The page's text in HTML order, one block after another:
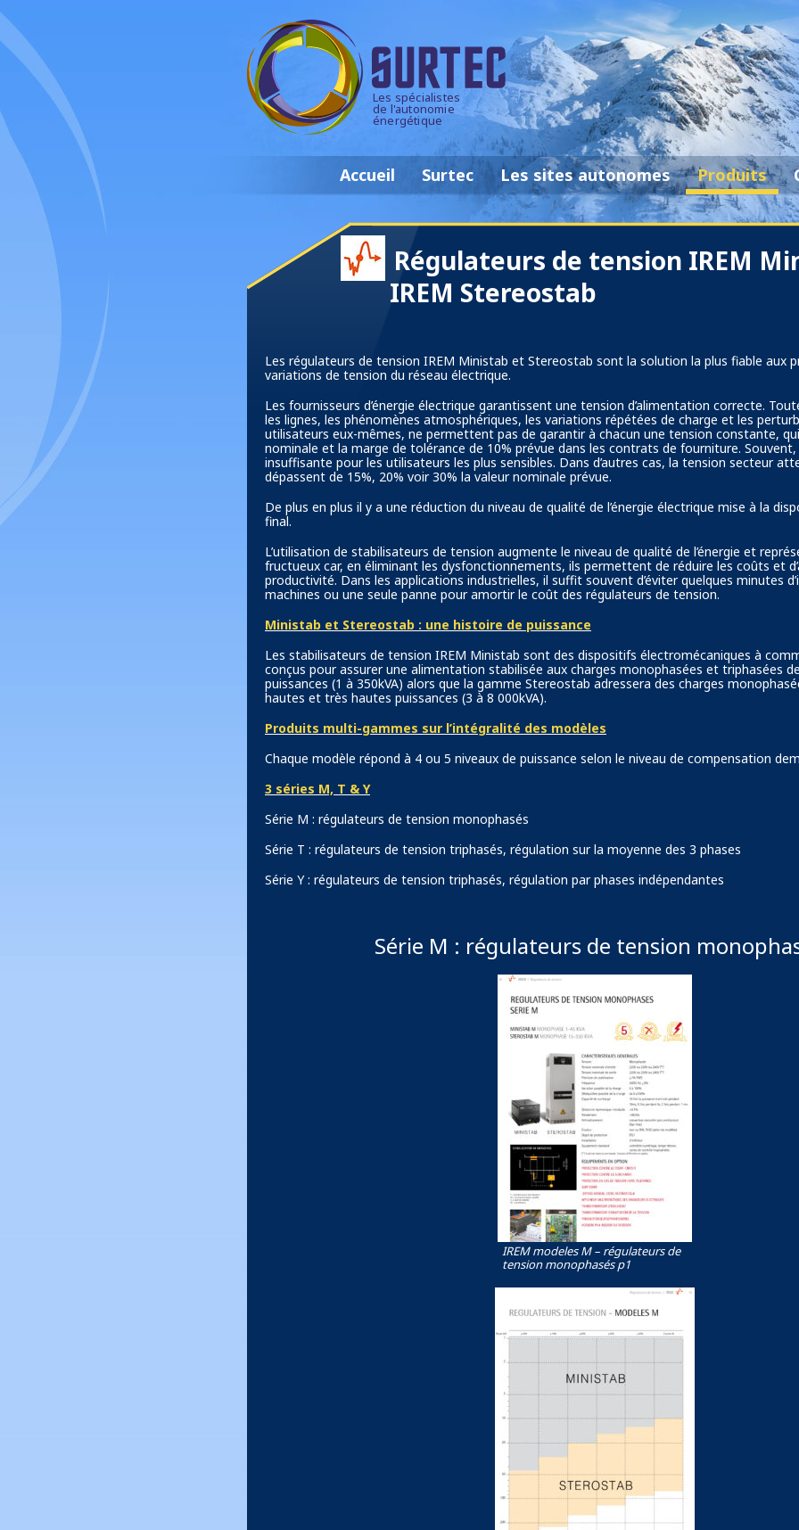
Les spécialistes
de l'autonomie
énergétique
Skip
to
content
Accueil Surtec Les sites autonomes Produits
Régulateurs de tension IREM
IREM Stereostab
Les régulateurs de tension IREM Ministab et Stereostab sont la solution la plus fiable aux
variations de tension du réseau électrique.
Les fournisseurs d’énergie électrique garantissent une tension d’alimentation correcte.
les lignes, les phénomènes atmosphériques, les variations répétées de charge et les
utilisateurs eux-mêmes, ne permettent pas de garantir à chacun une tension constante,
nominale et la marge de tolérance de 10% prévue dans les contrats de fourniture.
insuffisante pour les utilisateurs les plus sensibles. Dans d’autres cas, la tension secteur
dépassent de 15%, 20% voir 30% la valeur nominale prévue.
De plus en plus il y a une réduction du niveau de qualité de l’énergie électrique mise à la
final.
L’utilisation de stabilisateurs de tension augmente le niveau de qualité de l’énergie et
fructueux car, en éliminant les dysfonctionnements, ils permettent de réduire les coûts et
productivité. Dans les applications industrielles, il suffit souvent d’éviter quelques minutes
machines ou une seule panne pour amortir le coût des régulateurs de tension.
Ministab et Stereostab : une histoire de puissance
Les stabilisateurs de tension IREM Ministab sont des dispositifs électromécaniques à
conçus pour assurer une alimentation stabilisée aux charges monophasées et triphasées
puissances (1 à 350kVA) alors que la gamme Stereostab adressera des charges
hautes et très hautes puissances (3 à 8 000kVA).
Produits multi-gammes sur l’intégralité des modèles
Chaque modèle répond à 4 ou 5 niveaux de puissance selon le niveau de compensation
3 séries M, T & Y
Série M : régulateurs de tension monophasés
Série T : régulateurs de tension triphasés, régulation sur la moyenne des 3 phases
Série Y : régulateurs de tension triphasés, régulation par phases indépendantes
Série M : régulateurs de tension
IREM modeles M – régulateurs de
tension monophasés p1